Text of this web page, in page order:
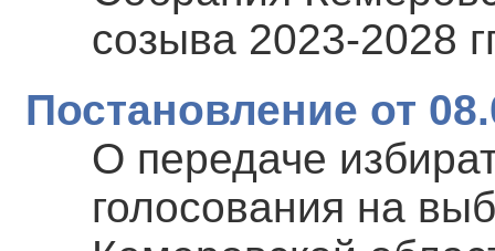
созыва 2023-2028
Постановление от
О передаче
голосования на